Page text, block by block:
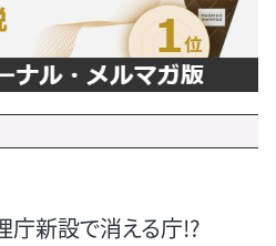
庁新設で消える庁!?